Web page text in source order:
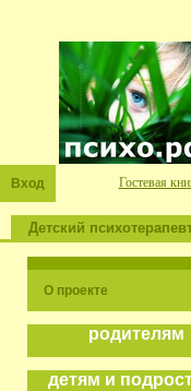
Вход Гостевая
Детский
О проекте
родителям
детям и